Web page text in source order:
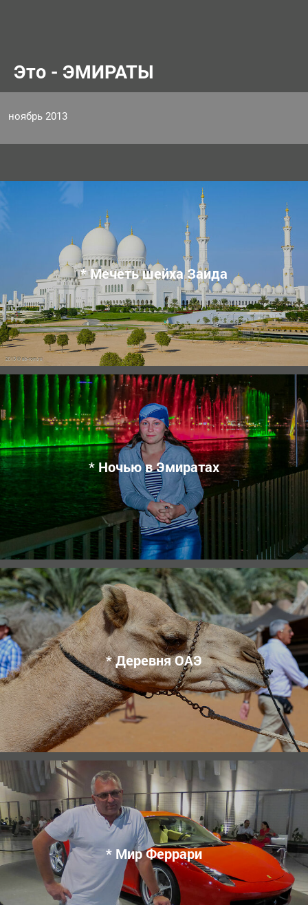
Это - ЭМИРАТЫ
ноябрь 2013
* Мечеть шейха Заида
* Ночью в Эмиратах
* Деревня ОАЭ
* Мир Феррари